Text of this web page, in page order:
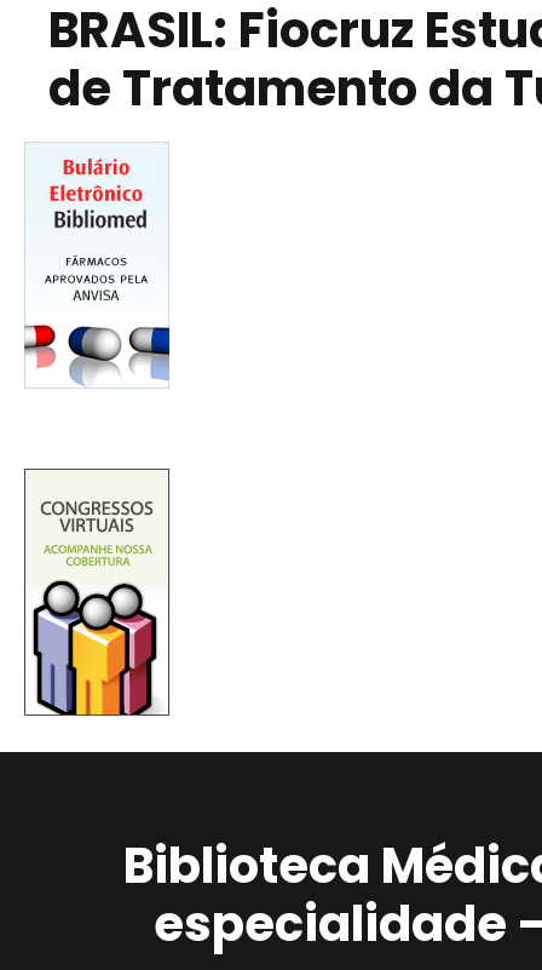
BRASIL: Fiocruz
de Tratamento da
Biblioteca
especialidade